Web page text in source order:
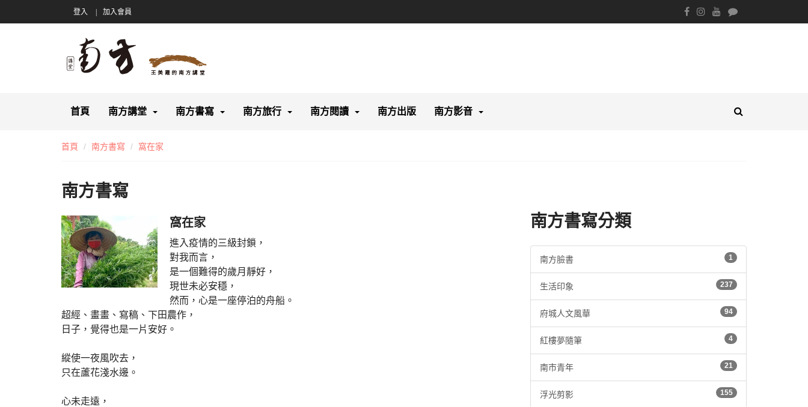
登入 加入會員
首頁 南方講堂 南方書寫 南方旅行 南方閱讀 南方出版 南方影音
首頁 南方書寫 窩在家
南方書寫
窩在家
進入疫情的三級封鎖，
對我而言，
是一個難得的歲月靜好，
現世未必安穩，
然而，心是一座停泊的舟船。
超經、畫畫、寫稿、下田農作，
日子，覺得也是一片安好。
縱使一夜風吹去，
只在蘆花淺水邊。
心未走遠，
南方書寫分類
南方臉書 1
生活印象 237
府城人文風華 94
紅樓夢隨筆 4
南市青年 21
浮光剪影 155